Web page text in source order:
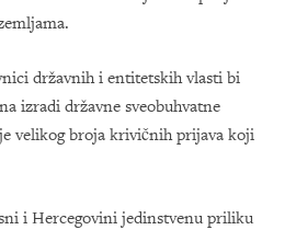
državnih i entitetskih vlasti bi
izradi državne sveobuhvatne
velikog broja krivičnih prijava koji
i Hercegovini jedinstvenu priliku